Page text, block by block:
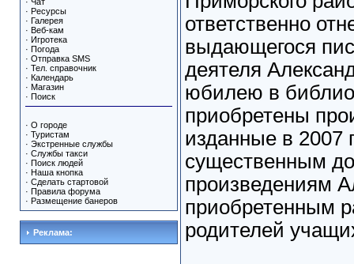
· Ресурсы
· Галерея
· Веб-кам
· Игротека
· Погода
· Отправка SMS
· Тел. справочник
· Календарь
· Магазин
· Поиск
· О городе
· Туристам
· Экстренные службы
· Службы такси
· Поиск людей
· Наша кнопка
· Сделать стартовой
· Правила форума
· Размещение банеров
Реклама:
ответственно
выдающегося
деятеля
юбилею в
приобретены
изданные в 2007
существенным
произведениям
приобретенным
родителей